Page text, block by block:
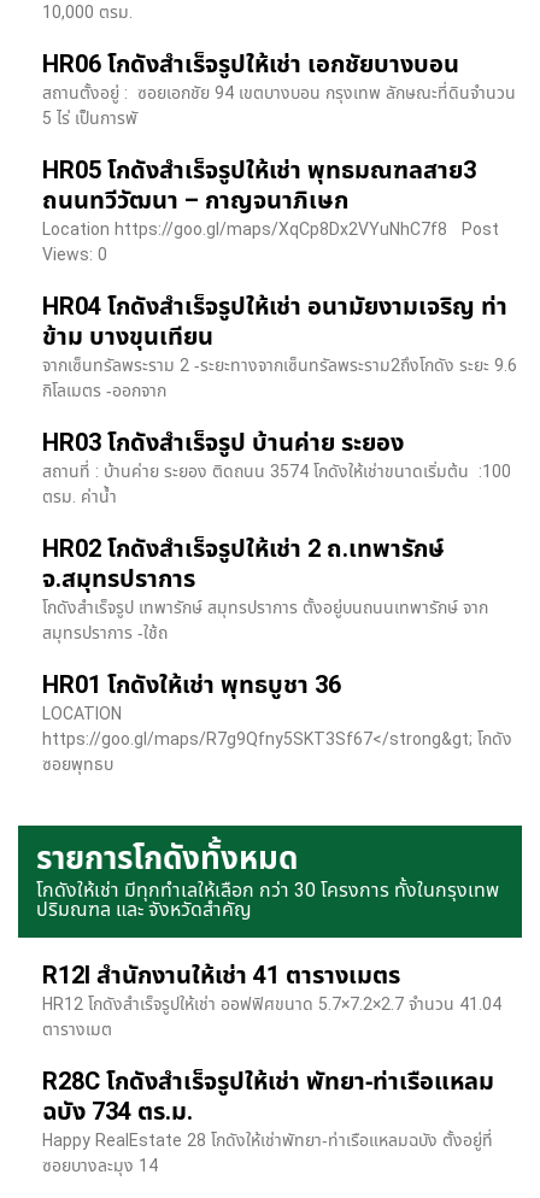
10,000 ตรม.
HR06 โกดังสำเร็จรูปให้เช่า เอกชัยบางบอน
สถานตั้งอยู่ : ซอยเอกชัย 94 เขตบางบอน กรุงเทพ ลักษณะที่ดินจำนวน
5 ไร่ เป็นการพั
HR05 โกดังสำเร็จรูปให้เช่า พุทธมณฑลสาย3
ถนนทวีวัฒนา – กาญจนาภิเษก
Location https://goo.gl/maps/XqCp8Dx2VYuNhC7f8 Post
Views: 0
HR04 โกดังสำเร็จรูปให้เช่า อนามัยงามเจริญ ท่า
ข้าม บางขุนเทียน
จากเซ็นทรัลพระราม 2 -ระยะทางจากเซ็นทรัลพระราม2ถึงโกดัง ระยะ 9.6
กิโลเมตร -ออกจาก
HR03 โกดังสำเร็จรูป บ้านค่าย ระยอง
สถานที่ : บ้านค่าย ระยอง ติดถนน 3574 โกดังให้เช่าขนาดเริ่มต้น :100
ตรม. ค่าน้ำ
HR02 โกดังสำเร็จรูปให้เช่า 2 ถ.เทพารักษ์
จ.สมุทรปราการ
โกดังสำเร็จรูป เทพารักษ์ สมุทรปราการ ตั้งอยู่บนถนนเทพารักษ์ จาก
สมุทรปราการ -ใช้ถ
HR01 โกดังให้เช่า พุทธบูชา 36
LOCATION
https://goo.gl/maps/R7g9Qfny5SKT3Sf67</strong&gt; โกดัง
ซอยพุทธบ
รายการโกดังทั้งหมด
โกดังให้เช่า มีทุกทำเลให้เลือก กว่า 30 โครงการ ทั้งในกรุงเทพ
ปริมณฑล และ จังหวัดสำคัญ
R12I สำนักงานให้เช่า 41 ตารางเมตร
HR12 โกดังสำเร็จรูปให้เช่า ออฟฟิศขนาด 5.7×7.2×2.7 จำนวน 41.04
ตารางเมต
R28C โกดังสำเร็จรูปให้เช่า พัทยา-ท่าเรือแหลม
ฉบัง 734 ตร.ม.
Happy RealEstate 28 โกดังให้เช่าพัทยา-ท่าเรือแหลมฉบัง ตั้งอยู่ที่
ซอยบางละมุง 14